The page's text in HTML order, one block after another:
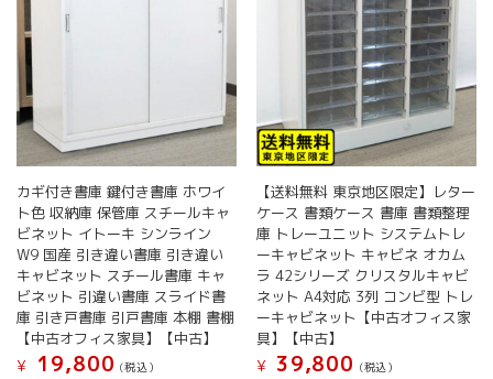
カギ付き書庫 鍵付き書庫 ホワイ
ト色 収納庫 保管庫 スチールキャ
ビネット イトーキ シンライン
W9 国産 引き違い書庫 引き違い
キャビネット スチール書庫 キャ
ビネット 引違い書庫 スライド書
庫 引き戸書庫 引戸書庫 本棚 書棚
【中古オフィス家具】【中古】
¥
19,800 (税込）
【送料無料 東京地区限定】レター
ケース 書類ケース 書庫 書類整理
庫 トレーユニット システムトレ
ーキャビネット キャビネ オカム
ラ 42シリーズ クリスタルキャビ
ネット A4対応 3列 コンビ型 トレ
ーキャビネット【中古オフィス家
具】【中古】
¥
39,800 (税込）